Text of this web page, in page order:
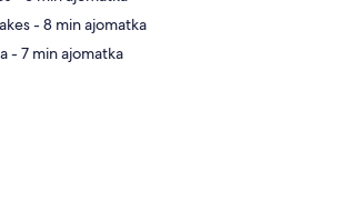
‪Miroh! Chocolate Makes - ‬8 min ajomatka
‪Alemanha Encantada - ‬7 min ajomatka